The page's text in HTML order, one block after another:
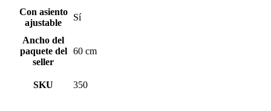
Con asiento
ajustable
Sí
Ancho del
paquete del
seller
60 cm
SKU 350